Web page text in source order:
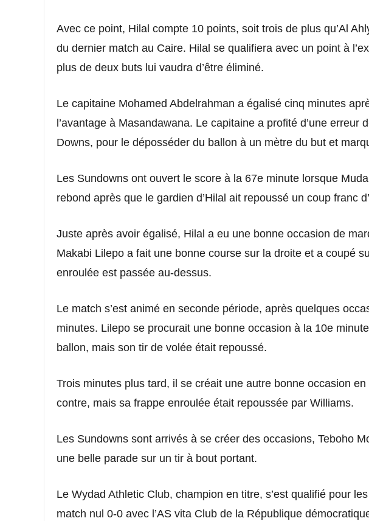
Avec ce point, Hilal compte 10 points, soit trois de plus qu’Al
du dernier match au Caire. Hilal se qualifiera avec un point à
plus de deux buts lui vaudra d’être éliminé.
Le capitaine Mohamed Abdelrahman a égalisé cinq minutes
l’avantage à Masandawana. Le capitaine a profité d’une erreur
Downs, pour le déposséder du ballon à un mètre du but et
Les Sundowns ont ouvert le score à la 67e minute lorsque
rebond après que le gardien d’Hilal ait repoussé un coup franc
Juste après avoir égalisé, Hilal a eu une bonne occasion de
Makabi Lilepo a fait une bonne course sur la droite et a coupé
enroulée est passée au-dessus.
Le match s’est animé en seconde période, après quelques
minutes. Lilepo se procurait une bonne occasion à la 10e
ballon, mais son tir de volée était repoussé.
Trois minutes plus tard, il se créait une autre bonne occasion
contre, mais sa frappe enroulée était repoussée par Williams.
Les Sundowns sont arrivés à se créer des occasions, Teboho
une belle parade sur un tir à bout portant.
Le Wydad Athletic Club, champion en titre, s’est qualifié pour
match nul 0-0 avec l’AS vita Club de la République